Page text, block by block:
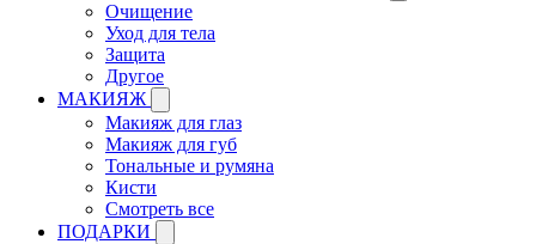
Очищение
Уход для тела
Защита
Другое
МАКИЯЖ
Макияж для глаз
Макияж для губ
Тональные и румяна
Кисти
Смотреть все
ПОДАРКИ